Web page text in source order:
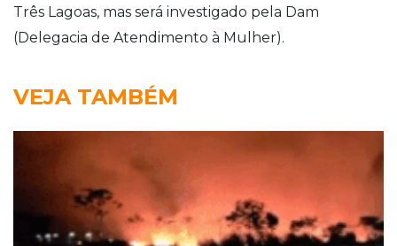
Três Lagoas, mas será investigado pela Dam
(Delegacia de Atendimento à Mulher).
VEJA TAMBÉM